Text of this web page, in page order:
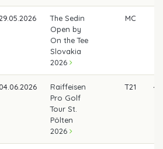
The Sedin
Open by
On the Tee
Slovakia
2026
MC
04.06.2026
Raiffeisen
Pro Golf
Tour St.
Pölten
2026
T21